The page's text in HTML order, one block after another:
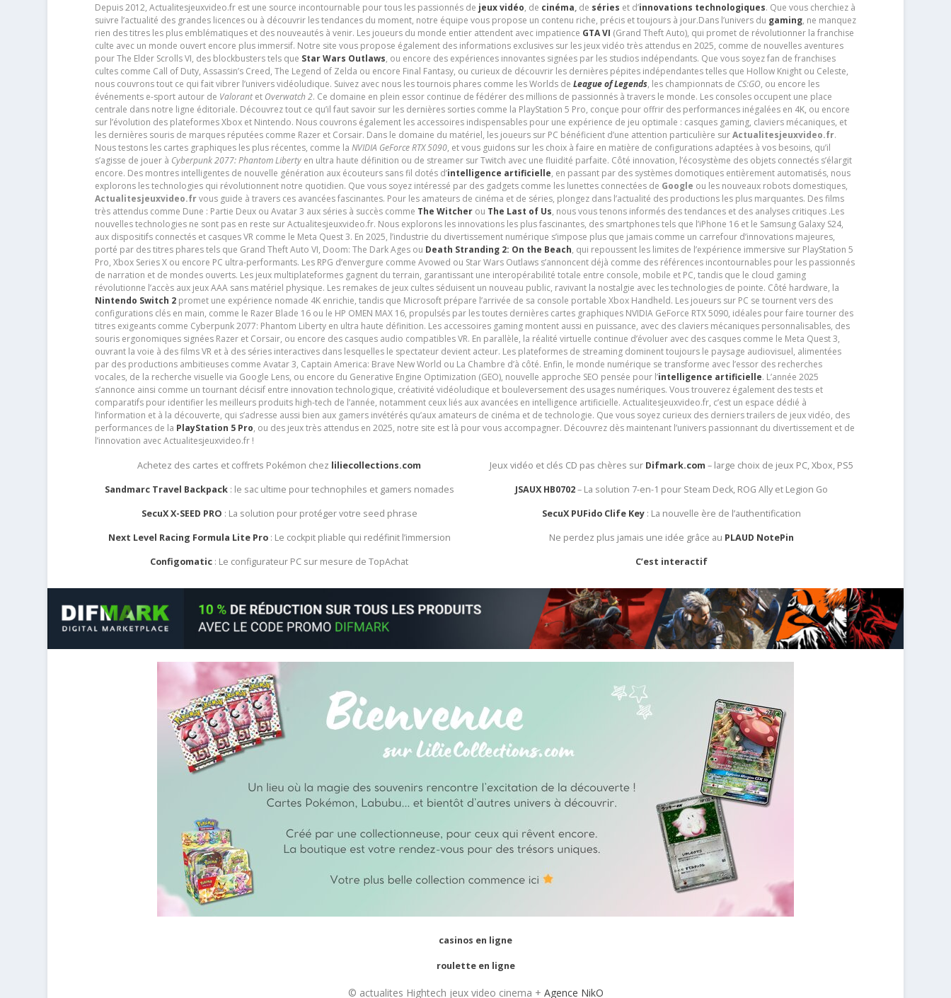
Depuis 2012, Actualitesjeuxvideo.fr est une source incontournable pour tous les passionnés de jeux vidéo, de cinéma,de séries et d’innovations technologiques. Que vous cherchiez à
suivre l’actualité des grandes licences ou à découvrir les tendances du moment, notre équipe vous propose un contenu riche, précis et toujours à jour.Dans l’univers du gaming, ne manquez
rien des titres les plus emblématiques et des nouveautés à venir. Les joueurs du monde entier attendent avec impatience GTA VI (Grand Theft Auto), qui promet de révolutionner la franchise
culte avec un monde ouvert encore plus immersif. Notre site vous propose également des informations exclusives sur les jeux vidéo très attendus en 2025, comme de nouvelles aventures
pour The Elder Scrolls VI, des blockbusters tels que Star Wars Outlaws, ou encore des expériences innovantes signées par les studios indépendants. Que vous soyez fan de franchises
cultes comme Call of Duty, Assassin’s Creed, The Legend of Zelda ou encore Final Fantasy, ou curieux de découvrir les dernières pépites indépendantes telles que Hollow Knight ou Celeste,
nous couvrons tout ce qui fait vibrer l’univers vidéoludique. Suivez avec nous les tournois phares comme les Worlds de League of Legends, les championnats de CS:GO, ou encore les
événements e-sport autour de Valorantet Overwatch 2. Ce domaine en plein essor continue de fédérer des millions de passionnés à travers le monde. Les consoles occupent une place
centrale dans notre ligne éditoriale. Découvrez tout ce qu’il faut savoir sur les dernières sorties comme la PlayStation 5 Pro, conçue pour offrir des performances inégalées en 4K, ou encore
sur l’évolution des plateformes Xbox et Nintendo. Nous couvrons également les accessoires indispensables pour une expérience de jeu optimale : casques gaming, claviers mécaniques, et
les dernières souris de marques réputées comme Razer et Corsair. Dans le domaine du matériel, les joueurs sur PC bénéficient d’une attention particulière surActualitesjeuxvideo.fr.
Nous testons les cartes graphiques les plus récentes, comme la NVIDIA GeForce RTX 5090, et vous guidons sur les choix à faire en matière de configurations adaptées à vos besoins, qu’il
s’agisse de jouer à Cyberpunk 2077: Phantom Libertyen ultra haute définition ou de streamer sur Twitch avec une fluidité parfaite. Côté innovation, l’écosystème des objets connectés s’élargit
encore. Des montres intelligentes de nouvelle génération aux écouteurs sans fil dotés d’intelligence artificielle, en passant par des systèmes domotiques entièrement automatisés, nous
explorons les technologies qui révolutionnent notre quotidien. Que vous soyez intéressé par des gadgets comme les lunettes connectées de Google ou les nouveaux robots domestiques,
Actualitesjeuxvideo.frvous guide à travers ces avancées fascinantes. Pour les amateurs de cinéma et de séries, plongez dans l’actualité des productions les plus marquantes. Des films
très attendus comme Dune : Partie Deux ou Avatar 3 aux séries à succès comme The Witcherou The Last of Us, nous vous tenons informés des tendances et des analyses critiques .Les
nouvelles technologies ne sont pas en reste sur Actualitesjeuxvideo.fr. Nous explorons les innovations les plus fascinantes, des smartphones tels que l’iPhone 16 et le Samsung Galaxy S24,
aux dispositifs connectés et casques VR comme le Meta Quest 3. En 2025, l’industrie du divertissement numérique s’impose plus que jamais comme un carrefour d’innovations majeures,
porté par des titres phares tels que Grand Theft Auto VI, Doom: The Dark Ages ou Death Stranding 2: On the Beach, qui repoussent les limites de l’expérience immersive sur PlayStation 5
Pro, Xbox Series X ou encore PC ultra-performants. Les RPG d’envergure comme Avowed ou Star Wars Outlaws s’annoncent déjà comme des références incontournables pour les passionnés
de narration et de mondes ouverts. Les jeux multiplateformes gagnent du terrain, garantissant une interopérabilité totale entre console, mobile et PC, tandis que le cloud gaming
révolutionne l’accès aux jeux AAA sans matériel physique. Les remakes de jeux cultes séduisent un nouveau public, ravivant la nostalgie avec les technologies de pointe. Côté hardware, la
Nintendo Switch 2promet une expérience nomade 4K enrichie, tandis que Microsoft prépare l’arrivée de sa console portable Xbox Handheld. Les joueurs sur PC se tournent vers des
configurations clés en main, comme le Razer Blade 16 ou le HP OMEN MAX 16, propulsés par les toutes dernières cartes graphiques NVIDIA GeForce RTX 5090, idéales pour faire tourner des
titres exigeants comme Cyberpunk 2077: Phantom Liberty en ultra haute définition. Les accessoires gaming montent aussi en puissance, avec des claviers mécaniques personnalisables, des
souris ergonomiques signées Razer et Corsair, ou encore des casques audio compatibles VR. En parallèle, la réalité virtuelle continue d’évoluer avec des casques comme le Meta Quest 3,
ouvrant la voie à des films VR et à des séries interactives dans lesquelles le spectateur devient acteur. Les plateformes de streaming dominent toujours le paysage audiovisuel, alimentées
par des productions ambitieuses comme Avatar 3, Captain America: Brave New World ou La Chambre d’à côté. Enfin, le monde numérique se transforme avec l’essor des recherches
vocales, de la recherche visuelle via Google Lens, ou encore du Generative Engine Optimization (GEO), nouvelle approche SEO pensée pour l’intelligence artificielle. L’année 2025
s’annonce ainsi comme un tournant décisif entre innovation technologique, créativité vidéoludique et bouleversement des usages numériques. Vous trouverez également des tests et
comparatifs pour identifier les meilleurs produits high-tech de l’année, notamment ceux liés aux avancées en intelligence artificielle. Actualitesjeuxvideo.fr, c’est un espace dédié à
l’information et à la découverte, qui s’adresse aussi bien aux gamers invétérés qu’aux amateurs de cinéma et de technologie. Que vous soyez curieux des derniers trailers de jeux vidéo, des
performances de la PlayStation 5 Pro, ou des jeux très attendus en 2025, notre site est là pour vous accompagner. Découvrez dès maintenant l’univers passionnant du divertissement et de
l’innovation avec Actualitesjeuxvideo.fr !
Achetez des cartes et coffrets Pokémon chez liliecollections.com
Sandmarc Travel Backpack: le sac ultime pour technophiles et gamers nomades
SecuX X-SEED PRO : La solution pour protéger votre seed phrase
Next Level Racing Formula Lite Pro: Le cockpit pliable qui redéfinit l’immersion
Configomatic : Le configurateur PC sur mesure de TopAchat
Jeux vidéo et clés CD pas chères sur Difmark.com – large choix de jeux PC, Xbox, PS5
JSAUX HB0702– La solution 7-en-1 pour Steam Deck, ROG Ally et Legion Go
SecuX PUFido Clife Key : La nouvelle ère de l’authentification
Ne perdez plus jamais une idée grâce au PLAUD NotePin
C’est interactif
casinos en ligne
roulette en ligne
© actualites Hightech jeux video cinema + Agence NikO